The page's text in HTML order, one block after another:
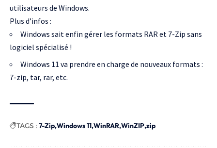
utilisateurs de Windows.
Plus d’infos :
Windows sait enfin gérer les formats RAR et 7-Zip sans
logiciel spécialisé !
Windows 11 va prendre en charge de nouveaux formats :
7-zip, tar, rar, etc.
TAGS :7-Zip Windows 11 WinRAR WinZIP zip